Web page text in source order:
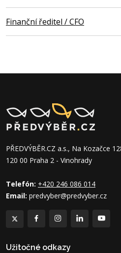
Finanční ředitel / CFO
PŘEDVÝBĚR.CZ a.s., Na Kozačce
120 00 Praha 2 - Vinohrady
Telefón: +420 246 086 014
Email: predvyber@predvyber.cz
Užitočné odkazy